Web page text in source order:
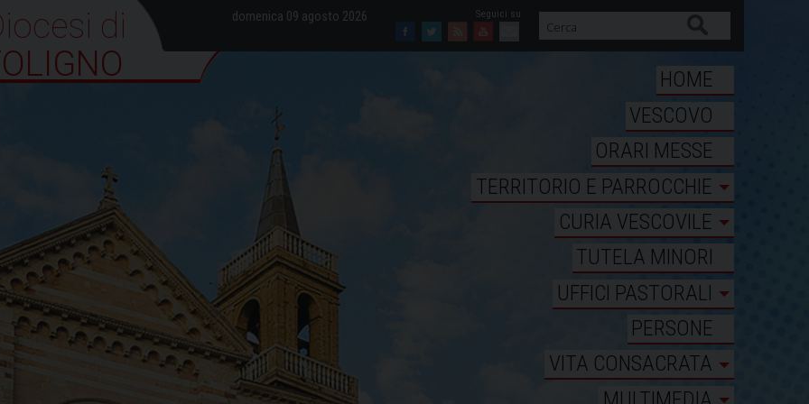
domenica 09 agosto 2026
Facebook
Twitter
FeedYoutube
Mail
di Foligno
HOME
VESCOVO
ORARI MESSE
TERRITORIO E PARROCCHIE
CURIA VESCOVILE
TUTELA MINORI
UFFICI PASTORALI
PERSONE
VITA CONSACRATA